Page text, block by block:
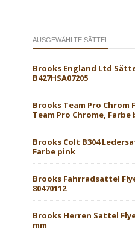
AUSGEWÄHLTE SÄTTEL
Brooks England Ltd
B427HSA07205
Brooks Team Pro Chrom
Team Pro Chrome, Farbe
Brooks Colt B304
Farbe pink
Brooks Fahrradsattel
80470112
Brooks Herren Sattel
mm